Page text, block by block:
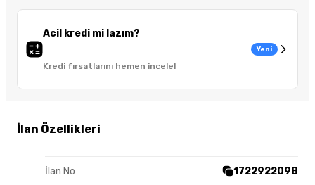
Acil kredi mi lazım?
Kredi fırsatlarını hemen incele!
Yeni
İlan Özellikleri
İlan No 1722922098